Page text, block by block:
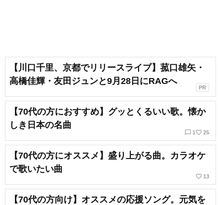
【川口千里、京都でリリースライブ】菰口雄矢・
高橋佳輝・友田ジュンと9月28日にRAGへ
PR
【70代の方におすすめ】グッとくるいい歌。懐か
しき日本の名曲
chat_bubble_outline 1 favorite_border 25
【70代の方にオススメ】盛り上がる曲。カラオケ
で歌いたい曲
favorite_border 13
【70代の方向け】オススメの応援ソング。元気を